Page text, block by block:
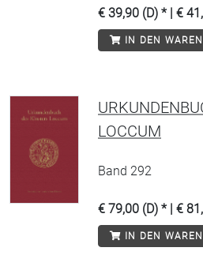
€ 39,90 (D) * | €
IN DEN
LOCCUM
Band 292
€ 79,00 (D) * | €
IN DEN